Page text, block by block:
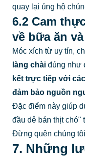
quay lại ủng hộ
6.2 Cam
về bữa ăn
Móc xích từ uy tín,
làng chàiđúng như
kết trực tiếp với
đảm bảo nguồn
Đặc điểm này giúp
đầu dê bán thịt chó"
Đừng quên chúng
7. Những